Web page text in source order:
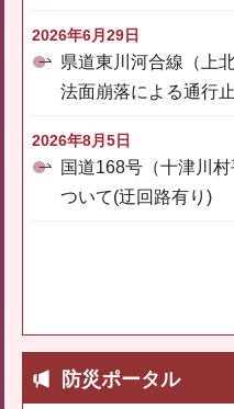
2026年6月29日
県道東川河合線（上
法面崩落による通行
2026年8月5日
国道168号（十津川
ついて(迂回路有り)
防災ポータル